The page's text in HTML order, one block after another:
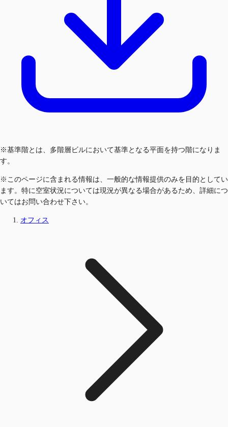
※基準階とは、多階層ビルにおいて基準となる平面を持つ階になりま
す。
※このページに含まれる情報は、一般的な情報提供のみを目的としてい
ます。特に空室状況については現況が異なる場合があるため、詳細につ
いてはお問い合わせ下さい。
オフィス